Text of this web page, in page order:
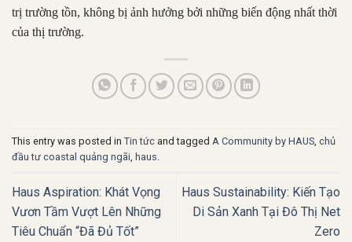
trị trường tồn, không bị ảnh hưởng bởi những biến động nhất thời
của thị trường.
This entry was posted in Tin tức and tagged A Community by HAUS, chủ
đầu tư coastal quảng ngãi, haus.
Haus Aspiration: Khát Vọng
Vươn Tầm Vượt Lên Những
Tiêu Chuẩn “Đã Đủ Tốt”
Haus Sustainability: Kiến Tạo
Di Sản Xanh Tại Đô Thị Net
Zero